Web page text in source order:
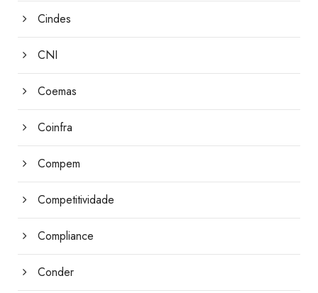
Cindes
CNI
Coemas
Coinfra
Compem
Competitividade
Compliance
Conder